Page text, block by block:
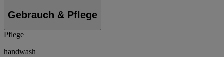
Gebrauch & Pflege
Pflege
handwash